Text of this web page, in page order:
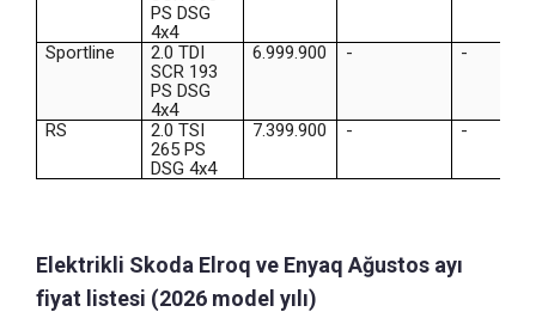
PS DSG
4x4
Sportline
2.0 TDI
SCR 193
PS DSG
4x4
6.999.900 - -
RS
2.0 TSI
265 PS
DSG 4x4
7.399.900 - -
Elektrikli Skoda Elroq ve Enyaq Ağustos ayı
fiyat listesi (2026 model yılı)